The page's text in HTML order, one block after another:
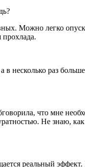
Можно легко
несколько раз
что мне
Не знаю, как
реальный